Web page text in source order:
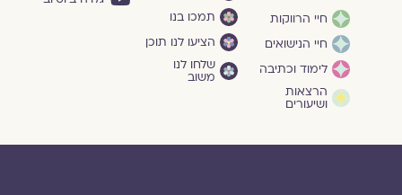
חיי הרווקות
חיי הנישואים
לימוד וכתיבה
הרצאות
ושיעורים
תמכו בנו
הציעו לנו תוכן
שלחו לנו
משוב